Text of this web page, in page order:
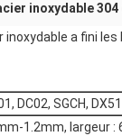
inoxydable 304
inoxydable a fini
DC02, SGCH,
1.2mm, largeur